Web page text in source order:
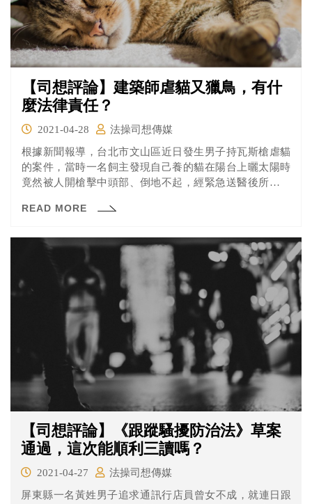
【司想評論】建築師虐貓又獵鳥，有什
麼法律責任？
2021-04-28
法操司想傳媒
根據新聞報導，台北市文山區近日發生男子持瓦斯槍虐貓
的案件，當時一名飼主發現自己養的貓在陽台上曬太陽時
竟然被人開槍擊中頭部、倒地不起，經緊急送醫後所幸沒
虐貓後還去附近的公園射擊小鳥，現在男子被警方依違反
嗎？來看看法操的分析。
READ MORE
【司想評論】《跟蹤騷擾防治法》草案
通過，這次能順利三讀嗎？
2021-04-27
法操司想傳媒
屏東縣一名黃姓男子追求通訊行店員曾女不成，就連日跟